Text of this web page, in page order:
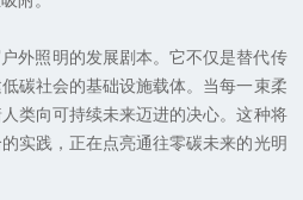
照明的发展剧本。它不仅是替代传
碳社会的基础设施载体。当每一束柔
类向可持续未来迈进的决心。这种将
实践，正在点亮通往零碳未来的光明